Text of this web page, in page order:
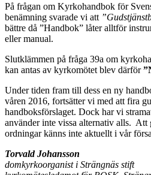
På frågan om Kyrkohandbok för
benämning svarade vi att
bättre då ”Handbok” låter alltför
eller manual.
Slutklämmen på fråga 39a om
kan antas av kyrkomötet blev därför
Under tiden fram till dess en ny
våren 2016, fortsätter vi med att fira
handboksförslaget. Dock har vi
använder inte vissa alternativ alls.
ordningar känns inte aktuellt i vår
Torvald Johansson
domkyrkoorganist i Strängnäs stift